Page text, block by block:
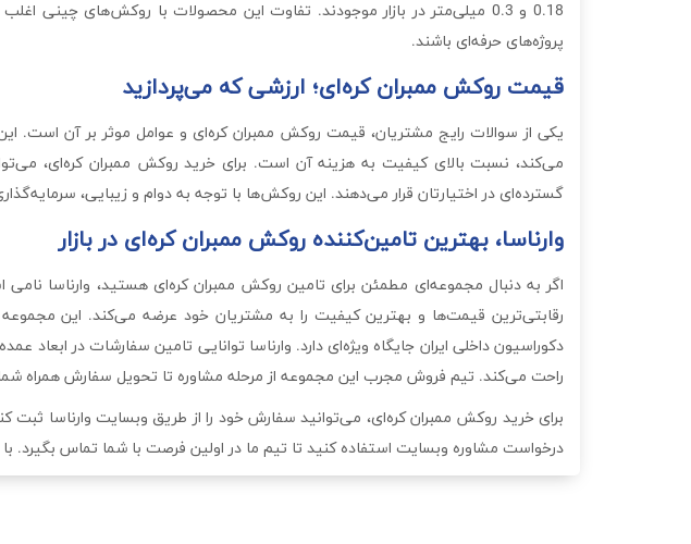
0.18 و 0.3 میلی‌متر در بازار موجودند. تفاوت این محصولات با روکش‌های
پروژه‌های حرفه‌ای باشند.
قیمت روکش ممبران کره‌ای؛ ارزشی که می‌پردازید
یکی از سوالات رایج مشتریان، قیمت روکش ممبران کره‌ای و عوامل موثر بر آن است.
می‌کند، نسبت بالای کیفیت به هزینه آن است. برای خرید روکش ممبران کره‌ای،
گسترده‌ای در اختیارتان قرار می‌دهند. این روکش‌ها با توجه به دوام و زیبایی،
وارناسا، بهترین تامین‌کننده روکش ممبران کره‌ای در بازار
اگر به دنبال مجموعه‌ای مطمئن برای تامین روکش ممبران کره‌ای هستید، وارناسا
رقابتی‌ترین قیمت‌ها و بهترین کیفیت را به مشتریان خود عرضه می‌کند. این
دکوراسیون داخلی ایران جایگاه ویژه‌ای دارد. وارناسا توانایی تامین سفارشات در
راحت می‌کند. تیم فروش مجرب این مجموعه از مرحله مشاوره تا تحویل سفارش همراه
برای خرید روکش ممبران کره‌ای، می‌توانید سفارش خود را از طریق وبسایت وارناسا ثبت
درخواست مشاوره وبسایت استفاده کنید تا تیم ما در اولین فرصت با شما تماس بگیرد. با